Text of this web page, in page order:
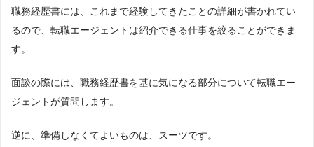
職務経歴書には、これまで経験してきたことの詳細が書かれてい
るので、転職エージェントは紹介できる仕事を絞ることができま
す。
面談の際には、職務経歴書を基に気になる部分について転職エー
ジェントが質問します。
逆に、準備しなくてよいものは、スーツです。